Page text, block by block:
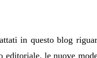
in questo blog
editoriale, le nuove